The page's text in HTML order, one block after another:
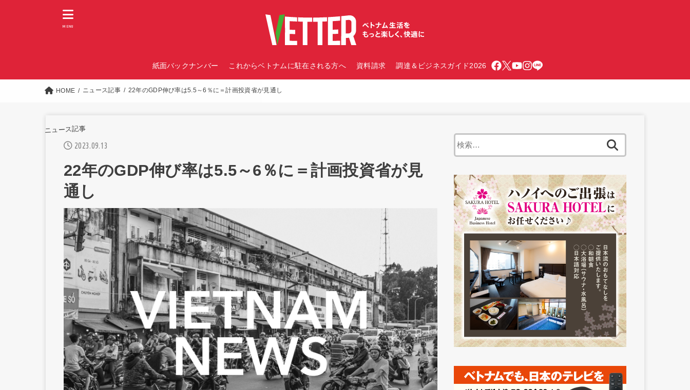
紙面バックナンバー これからベトナムに駐在される方へ 資料請求 調達＆ビジネスガイド2026
MENU
HOME ニュース記事 22年のGDP伸び率は5.5～6％に＝計画投資省が見通し
ニュース記事
2023.09.13
22年のGDP伸び率は5.5～6％に＝計画投資省が見
通し